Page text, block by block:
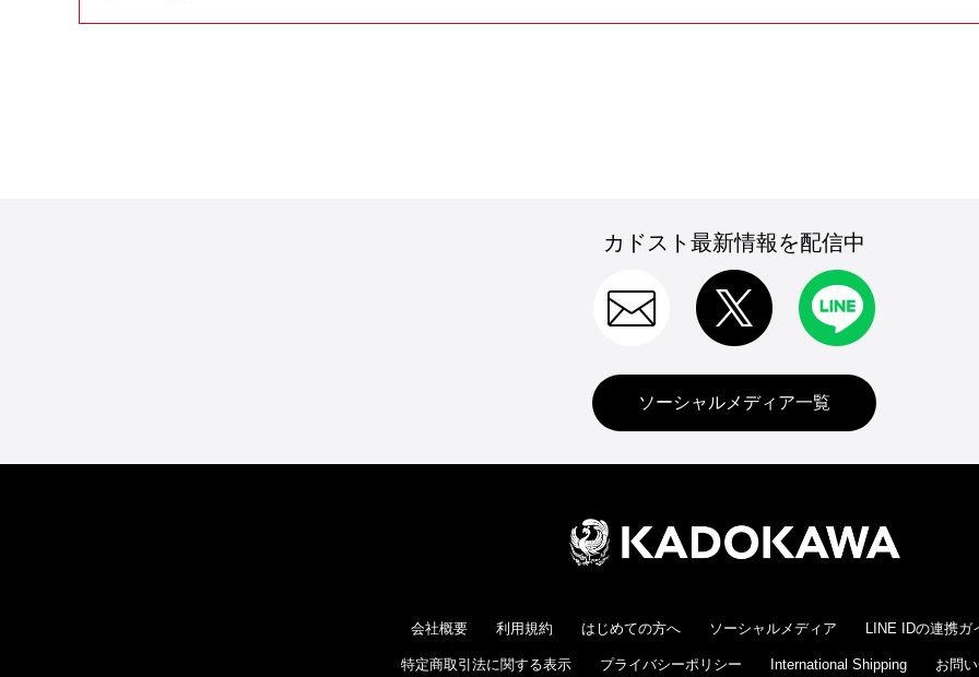
カドスト最新情報を配信中
ソーシャルメディア一覧
会社概要 利用規約 はじめての方へ ソーシャルメディア LINE IDの連携ガ
特定商取引法に関する表示 プライバシーポリシー International Shipping お問